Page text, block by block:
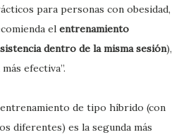
para personas con obesidad,
el entrenamiento
dentro de la misma sesión),
efectiva”.
de tipo híbrido (con
diferentes) es la segunda más